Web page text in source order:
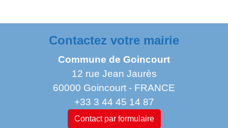
Contactez votre mairie
Commune de Goincourt
12 rue Jean Jaurès
60000 Goincourt - FRANCE
+33 3 44 45 14 87
Contact par formulaire